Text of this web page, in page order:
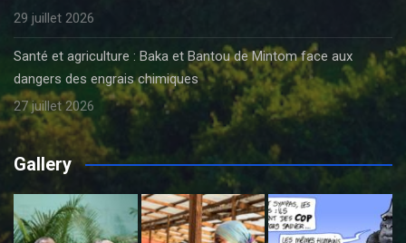
29 juillet 2026
Santé et agriculture : Baka et Bantou de Mintom face aux
dangers des engrais chimiques
27 juillet 2026
Gallery